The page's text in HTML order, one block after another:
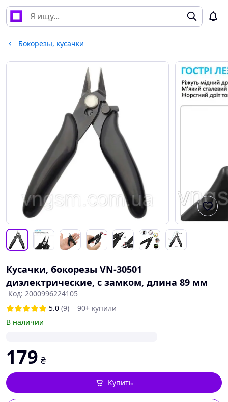
Бокорезы, кусачки
Кусачки, бокорезы VN-30501
диэлектрические, с замком, длина 89 мм
Код: 2000996224105
5.0 (9)
90+ купили
В наличии
179 ₴
Купить